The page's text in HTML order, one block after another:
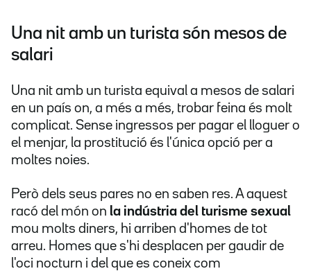
Una nit amb un turista són mesos de
salari
Una nit amb un turista equival a mesos de salari
en un país on, a més a més, trobar feina és molt
complicat. Sense ingressos per pagar el lloguer o
el menjar, la prostitució és l'única opció per a
moltes noies.
Però dels seus pares no en saben res. A aquest
racó del món on la indústria del turisme sexual
mou molts diners, hi arriben d'homes de tot
arreu. Homes que s'hi desplacen per gaudir de
l'oci nocturn i del que es coneix com